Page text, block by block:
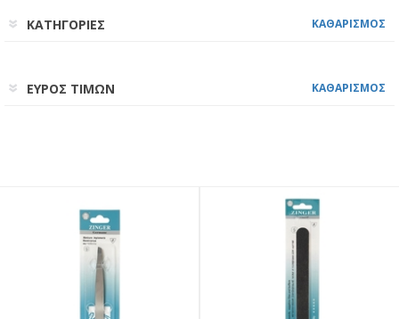
ΚΑΤΗΓΟΡΙΕΣ ΚΑΘΑΡΙΣΜΟΣ
ΕΥΡΟΣ ΤΙΜΩΝ ΚΑΘΑΡΙΣΜΟΣ